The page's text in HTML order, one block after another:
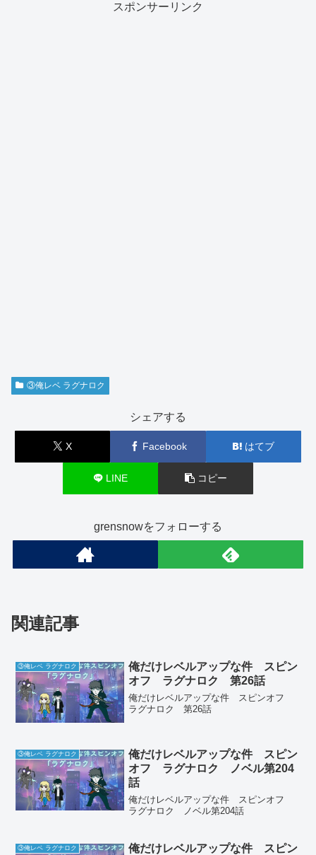
スポンサーリンク
③俺レベ ラグナロク
シェアする
X Facebook はてブ
LINE コピー
grensnowをフォローする
関連記事
③俺レベ ラグナロク
俺だけレベルアップな件 スピン
オフ ラグナロク 第26話
俺だけレベルアップな件 スピンオフ
ラグナロク 第26話
③俺レベ ラグナロク
俺だけレベルアップな件 スピン
オフ ラグナロク ノベル第204
話
俺だけレベルアップな件 スピンオフ
ラグナロク ノベル第204話
③俺レベ ラグナロク
俺だけレベルアップな件 スピン